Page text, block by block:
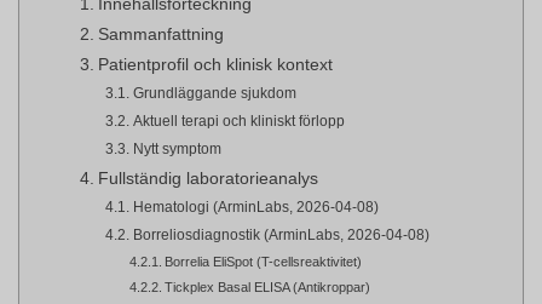
Innehållsförteckning
Sammanfattning
Patientprofil och klinisk kontext
Grundläggande sjukdom
Aktuell terapi och kliniskt förlopp
Nytt symptom
Fullständig laboratorieanalys
Hematologi (ArminLabs, 2026-04-08)
Borreliosdiagnostik (ArminLabs, 2026-04-08)
Borrelia EliSpot (T-cellsreaktivitet)
Tickplex Basal ELISA (Antikroppar)